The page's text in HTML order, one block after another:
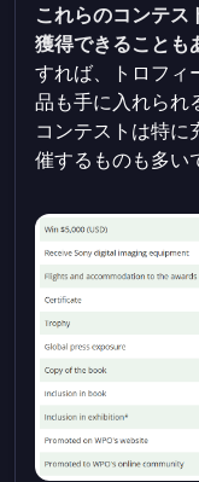
これらのコンテス
獲得できることも
すれば、トロフィ
品も手に入れられ
コンテストは特
催するものも多い